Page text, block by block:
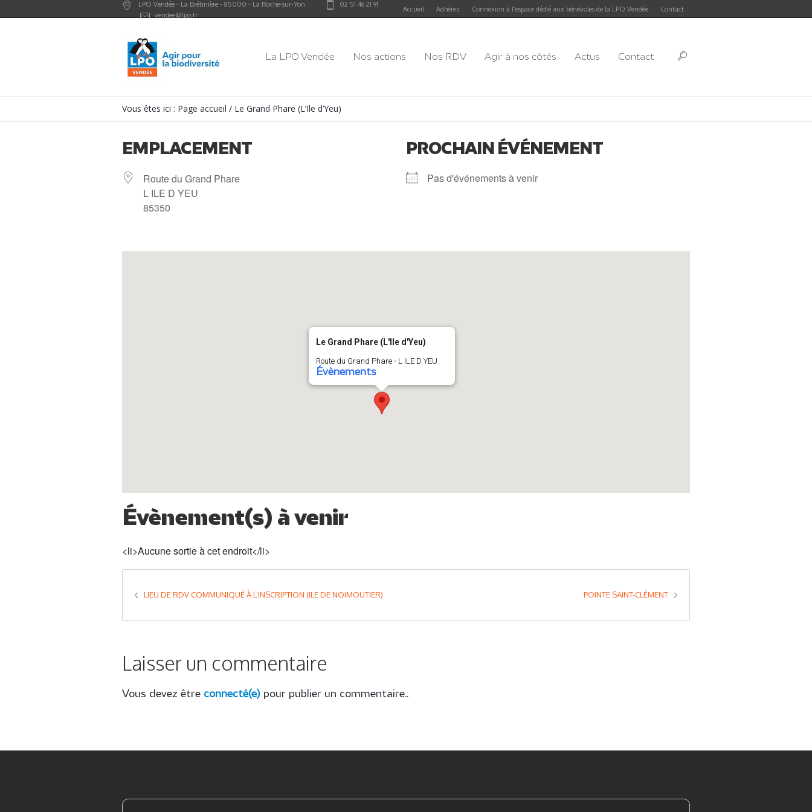
Accueil Adhérez Connexion à l’espace dédié aux bénévoles de la LPO Vendée Contact
LPO Vendée - La Brétinière - 85000 - La Roche-sur-Yon
02 51 46 21 91
vendee@lpo.fr
La LPO Vendée Nos actions Nos RDV Agir à nos côtés Actus Contact
Vous êtes ici : Page accueil / Le Grand Phare (L’Ile d’Yeu)
EMPLACEMENT
Route du Grand Phare
L ILE D YEU
85350
PROCHAIN ÉVÉNEMENT
Pas d'événements à venir
Le Grand Phare (L'Ile d'Yeu)
Route du Grand Phare - L ILE D YEU
Évènements
Évènement(s) à venir
<li>Aucune sortie à cet endroit</li>
POINTE SAINT-CLÉMENT
LIEU DE RDV COMMUNIQUÉ À L’INSCRIPTION (ILE DE NOIMOUTIER)
Laisser un commentaire
Vous devez être connecté(e) pour publier un commentaire..